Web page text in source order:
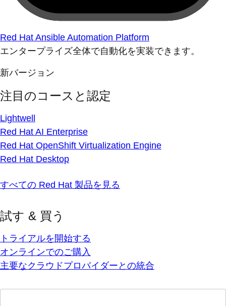
Red Hat Ansible Automation Platform
エンタープライズ全体で自動化を実装できます。
新バージョン
注目のコースと認定
Lightwell
Red Hat AI Enterprise
Red Hat OpenShift Virtualization Engine
Red Hat Desktop
すべての Red Hat 製品を見る
試す & 買う
トライアルを開始する
オンラインでのご購入
主要なクラウドプロバイダーとの統合